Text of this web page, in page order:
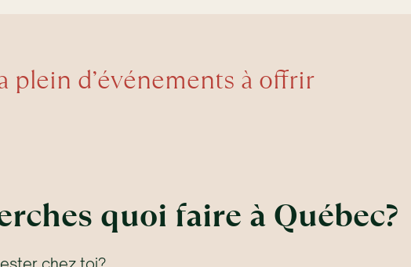
plein d’événements à offrir
quoi faire à Québec?